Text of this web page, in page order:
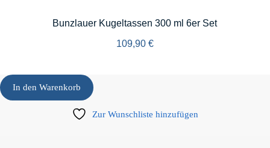
Bunzlauer Kugeltassen 300 ml 6er Set
109,90 €
In den Warenkorb
Zur Wunschliste hinzufügen